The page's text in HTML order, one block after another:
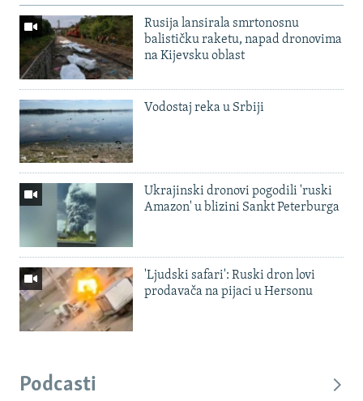
Rusija lansirala smrtonosnu
balističku raketu, napad dronovima
na Kijevsku oblast
Vodostaj reka u Srbiji
Ukrajinski dronovi pogodili 'ruski
Amazon' u blizini Sankt Peterburga
'Ljudski safari': Ruski dron lovi
prodavača na pijaci u Hersonu
Podcasti